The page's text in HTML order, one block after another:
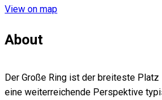
View on map
About
Der Große Ring ist der breiteste Platz
eine weiterreichende Perspektive